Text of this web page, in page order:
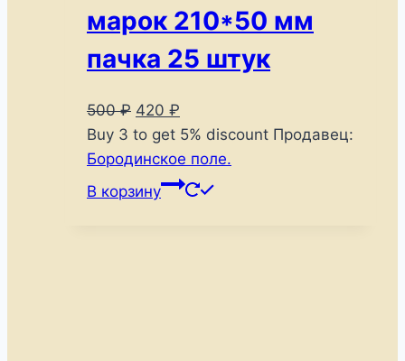
марок 210*50 мм
пачка 25 штук
500₽ Первоначальная
цена
составляла
500 ₽.
420 ₽
цена:
420 ₽.
Buy 3 to get 5% discount Продавец:
Бородинское поле.
В корзину